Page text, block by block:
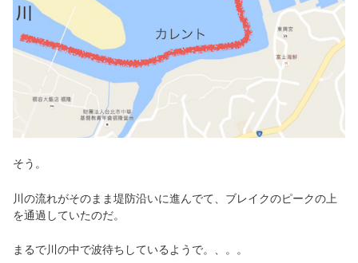
そう。
川の流れがそのまま堤防沿いに進んでて、ブレイクのピークの上
を通過していたのだ。
まるで川の中で波待ちしているようで。、。。